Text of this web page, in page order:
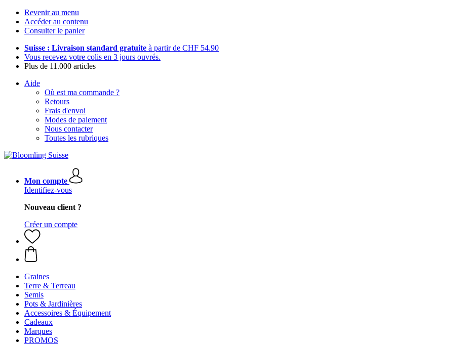
Revenir au menu
Accéder au contenu
Consulter le panier
Suisse : Livraison standard gratuite à partir de CHF 54.90
Vous recevez votre colis en 3 jours ouvrés.
Plus de 11.000 articles
Aide
Où est ma commande ?
Retours
Frais d'envoi
Modes de paiement
Nous contacter
Toutes les rubriques
Mon compte
Identifiez-vous
Nouveau client ?
Créer un compte
Graines
Terre & Terreau
Semis
Pots & Jardinières
Accessoires & Équipement
Cadeaux
Marques
PROMOS